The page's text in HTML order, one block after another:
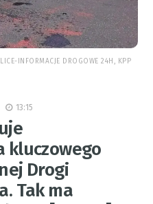
INFORMACJE DROGOWE 24H, KPP
13:15
kluczowego
Drogi
Tak ma